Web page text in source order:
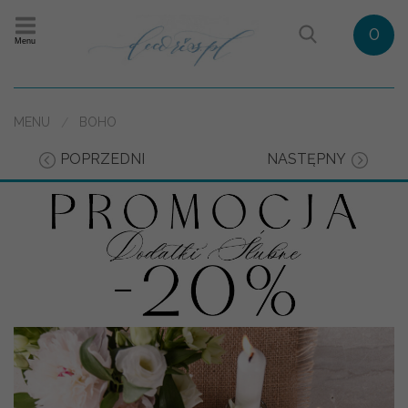
Menu 0
MENU BOHO
POPRZEDNI NASTĘPNY